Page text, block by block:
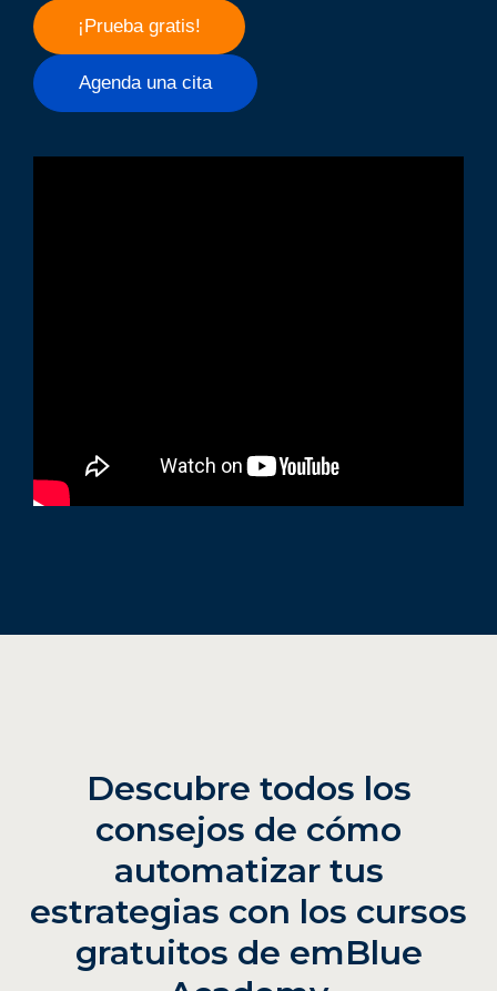
¡Prueba gratis!
Agenda una cita
Descubre todos los
consejos de cómo
automatizar tus
estrategias con los cursos
gratuitos de emBlue